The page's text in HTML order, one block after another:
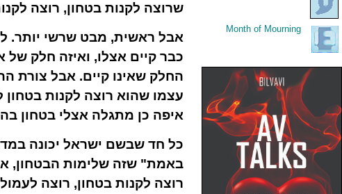
שרוצה לקנות בטחון, רוצה
אבל ראשית, מבט שרשי יותר.
כבר קיים אצלו, ואיזה חלק של
החלק שאינו קיים. אבל צורת
עצמו שהוא רוצה לקנות
איפה כן מתגלה אצלי בטחון
כל חד שבשם ישראל יכונה
באמת" שזה שלימות הבטחון,
רוצה לקנות בטחון, רוצה
Month of Mourning